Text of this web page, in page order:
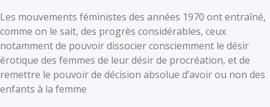
Les mouvements féministes des années 1970 ont entraîné,
comme on le sait, des progrès considérables, ceux
notamment de pouvoir dissocier consciemment le désir
érotique des femmes de leur désir de procréation, et de
remettre le pouvoir de décision absolue d’avoir ou non des
enfants à la femme